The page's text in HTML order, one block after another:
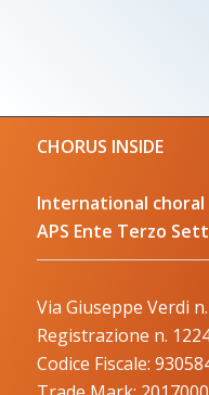
CHORUS INSIDE
International
APS Ente Terzo
Via Giuseppe Verdi
Registrazione n.
Codice Fiscale: